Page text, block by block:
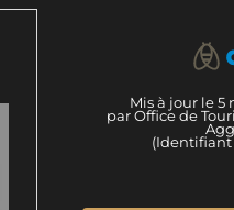
Mis à jour le 5
par Office de
(Identifiant